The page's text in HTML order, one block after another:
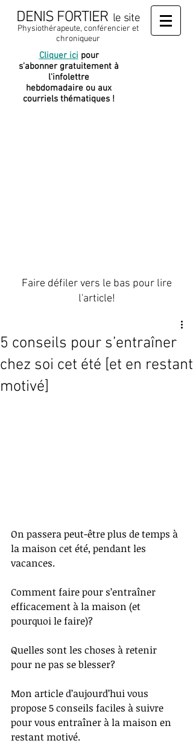
DENIS FORTIER le site
Physiothérapeute, conférencier et
chroniqueur
Cliquer ici pour
s'abonner gratuitement à
l'infolettre
hebdomadaire ou aux
courriels thématiques !
Faire défiler vers le bas pour lire
l'article!
5 conseils pour s’entraîner
chez soi cet été [et en restant
motivé]
On passera peut-être plus de temps à
la maison cet été, pendant les
vacances.
Comment faire pour s’entraîner
efficacement à la maison (et
pourquoi le faire)?
Quelles sont les choses à retenir
pour ne pas se blesser?
Mon article d’aujourd’hui vous
propose 5 conseils faciles à suivre
pour vous entraîner à la maison en
restant motivé.